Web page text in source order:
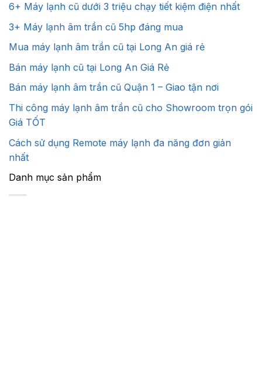
6+ Máy lạnh cũ dưới 3 triệu chạy tiết kiệm điện nhất
3+ Máy lạnh âm trần cũ 5hp đáng mua
Mua máy lạnh âm trần cũ tại Long An giá rẻ
Bán máy lạnh cũ tại Long An Giá Rẻ
Bán máy lạnh âm trần cũ Quận 1 – Giao tận nơi
Thi công máy lạnh âm trần cũ cho Showroom trọn gói
Giá TỐT
Cách sử dụng Remote máy lạnh đa năng đơn giản
nhất
Danh mục sản phẩm